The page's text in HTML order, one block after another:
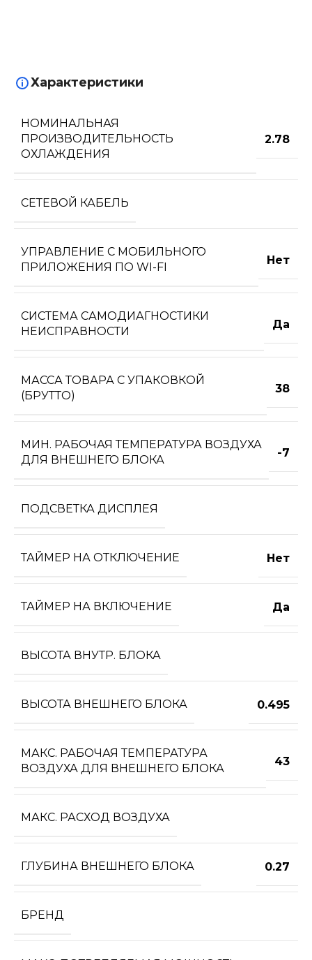
Характеристики
НОМИНАЛЬНАЯ
ПРОИЗВОДИТЕЛЬНОСТЬ
ОХЛАЖДЕНИЯ
2.78
СЕТЕВОЙ КАБЕЛЬ
УПРАВЛЕНИЕ C МОБИЛЬНОГО
ПРИЛОЖЕНИЯ ПО WI-FI
Нет
СИСТЕМА САМОДИАГНОСТИКИ
НЕИСПРАВНОСТИ
Да
МАССА ТОВАРА С УПАКОВКОЙ
(БРУТТО)
38
МИН. РАБОЧАЯ ТЕМПЕРАТУРА ВОЗДУХА
ДЛЯ ВНЕШНЕГО БЛОКА
-7
ПОДСВЕТКА ДИСПЛЕЯ
ТАЙМЕР НА ОТКЛЮЧЕНИЕ Нет
ТАЙМЕР НА ВКЛЮЧЕНИЕ Да
ВЫСОТА ВНУТР. БЛОКА
ВЫСОТА ВНЕШНЕГО БЛОКА 0.495
МАКС. РАБОЧАЯ ТЕМПЕРАТУРА
ВОЗДУХА ДЛЯ ВНЕШНЕГО БЛОКА
43
МАКС. РАСХОД ВОЗДУХА
ГЛУБИНА ВНЕШНЕГО БЛОКА 0.27
БРЕНД